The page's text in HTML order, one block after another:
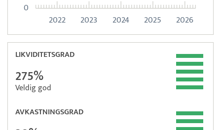
2022 2023 2024 2025 2026
0
LIKVIDITETSGRAD
275%
Veldig god
AVKASTNINGSGRAD